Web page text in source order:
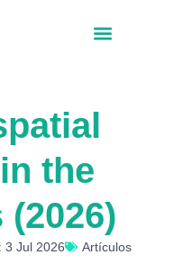
the
3 Jul 2026 Artículos